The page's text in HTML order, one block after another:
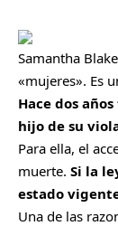
Samantha
«mujeres». Es
Hace dos
hijo de su
Para ella, el
muerte. Si la
estado
Una de las